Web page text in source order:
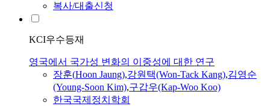
복사/대출신청
KCI우수등재
영국에서 국가성 변화의 이중성에 대한 연구
장훈(Hoon Jaung),강원택(Won-Tack Kang),김영순
(Young-Soon Kim),구갑우(Kap-Woo Koo)
한국국제정치학회